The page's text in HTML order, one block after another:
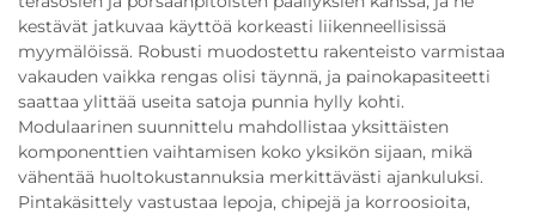
kestävät jatkuvaa käyttöä korkeasti liikenneellisissä
myymälöissä. Robusti muodostettu rakenteisto varmistaa
vakauden vaikka rengas olisi täynnä, ja painokapasiteetti
saattaa ylittää useita satoja punnia hylly kohti.
Modulaarinen suunnittelu mahdollistaa yksittäisten
komponenttien vaihtamisen koko yksikön sijaan, mikä
vähentää huoltokustannuksia merkittävästi ajankuluksi.
Pintakäsittely vastustaa lepoja, chipejä ja korroosioita,